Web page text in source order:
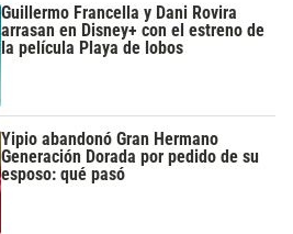
Guillermo Francella y Dani Rovira
arrasan en Disney+ con el estreno de
la película Playa de lobos
Yipio abandonó Gran Hermano
Generación Dorada por pedido de su
esposo: qué pasó